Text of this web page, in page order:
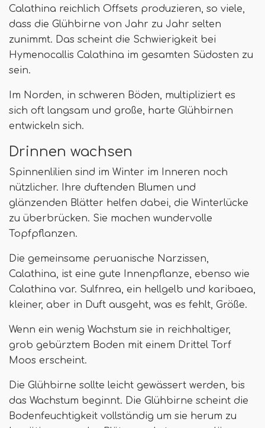
Calathina reichlich Offsets produzieren, so viele,
dass die Glühbirne von Jahr zu Jahr selten
zunimmt. Das scheint die Schwierigkeit bei
Hymenocallis Calathina im gesamten Südosten zu
sein.
Im Norden, in schweren Böden, multipliziert es
sich oft langsam und große, harte Glühbirnen
entwickeln sich.
Drinnen wachsen
Spinnenlilien sind im Winter im Inneren noch
nützlicher. Ihre duftenden Blumen und
glänzenden Blätter helfen dabei, die Winterlücke
zu überbrücken. Sie machen wundervolle
Topfpflanzen.
Die gemeinsame peruanische Narzissen,
Calathina, ist eine gute Innenpflanze, ebenso wie
Calathina var. Sulfnrea, ein hellgelb und karibaea,
kleiner, aber in Duft ausgeht, was es fehlt, Größe.
Wenn ein wenig Wachstum sie in reichhaltiger,
grob gebürztem Boden mit einem Drittel Torf
Moos erscheint.
Die Glühbirne sollte leicht gewässert werden, bis
das Wachstum beginnt. Die Glühbirne scheint die
Bodenfeuchtigkeit vollständig um sie herum zu